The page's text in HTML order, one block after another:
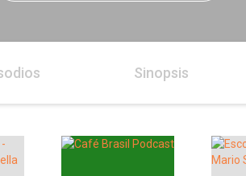
Sinopsis